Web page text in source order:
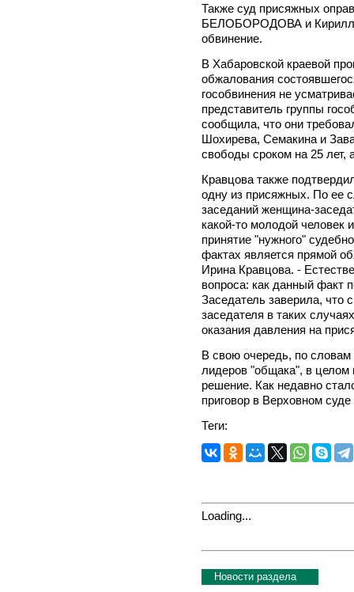
Также суд присяжных
БЕЛОБОРОДОВА и
обвинение.
В Хабаровской краевой
обжалования
гособвинения не
представитель группы
сообщила, что они
Шохирева, Семакина и
свободы сроком на 25 лет,
Кравцова также
одну из присяжных. По ее
заседаний женщина-
какой-то молодой человек
принятие "нужного"
фактах является прямой
Ирина Кравцова. -
вопроса: как данный факт
Заседатель заверила, что
заседателя в таких
оказания давления на
В свою очередь, по
лидеров "общака", в целом
решение. Как недавно
приговор в Верховном
Теги:
Loading...
Новости раздела